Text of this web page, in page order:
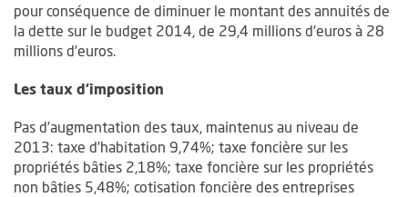
pour conséquence de diminuer le montant des annuités de
la dette sur le budget 2014, de 29,4 millions d’euros à 28
millions d’euros.
Les taux d’imposition
Pas d’augmentation des taux, maintenus au niveau de
2013: taxe d’habitation 9,74%; taxe foncière sur les
propriétés bâties 2,18%; taxe foncière sur les propriétés
non bâties 5,48%; cotisation foncière des entreprises